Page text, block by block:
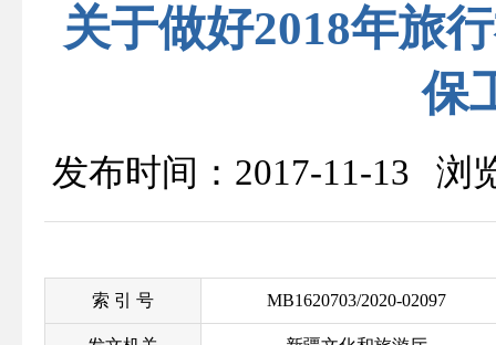
关于做好2018年旅
保
发布时间：2017-11-13 浏
索 引 号 MB1620703/2020-02097